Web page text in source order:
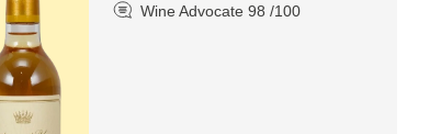
Wine Advocate 98 /100